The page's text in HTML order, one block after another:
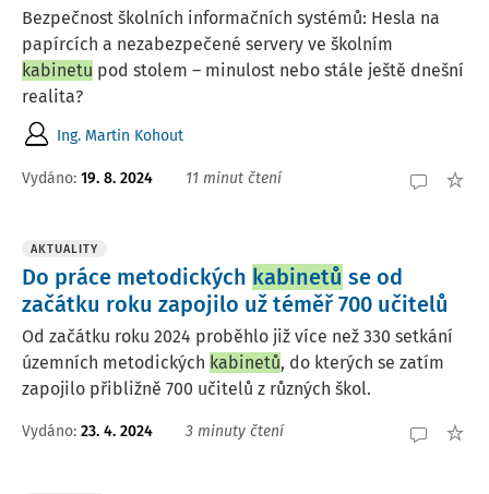
Bezpečnost školních informačních systémů: Hesla na
papírcích a nezabezpečené servery ve školním
kabinetu pod stolem – minulost nebo stále ještě dnešní
realita?
Ing. Martin Kohout
Vydáno: 19. 8. 2024 11 minut čtení
AKTUALITY
Do práce metodických kabinetů se od
začátku roku zapojilo už téměř 700 učitelů
Od začátku roku 2024 proběhlo již více než 330 setkání
územních metodických kabinetů, do kterých se zatím
zapojilo přibližně 700 učitelů z různých škol.
Vydáno: 23. 4. 2024 3 minuty čtení